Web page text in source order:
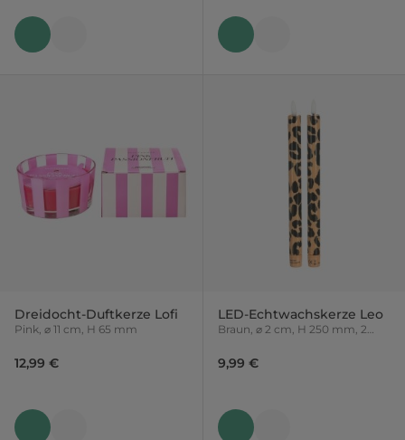
Dreidocht-Duftkerze Lofi
Pink, ⌀ 11 cm, H 65 mm
12,99 €
LED-Echtwachskerze Leo
Braun, ⌀ 2 cm, H 250 mm, 2
9,99 €